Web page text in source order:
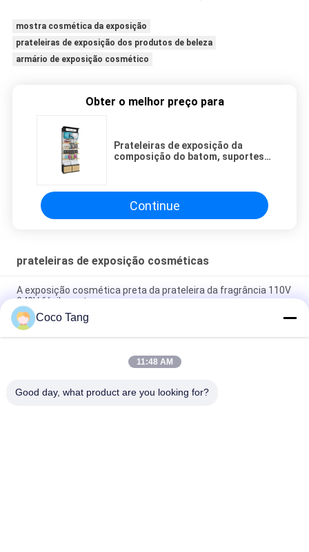
mostra cosmética da exposição
prateleiras de exposição dos produtos de beleza
armário de exposição cosmético
Obter o melhor preço para
Prateleiras de exposição da
composição do batom, suportes
Continue
prateleiras de exposição cosméticas
A exposição cosmética preta da prateleira da fragrância 110V
240V fácil monta
A exposição cosmética do GV do ISO arquiva o armário
luxuoso do perfume da fragrância
Mostra cosmética fixada na parede cosmética da exposição
Coco Tang
11:48 AM
Good day, what product are you looking for?